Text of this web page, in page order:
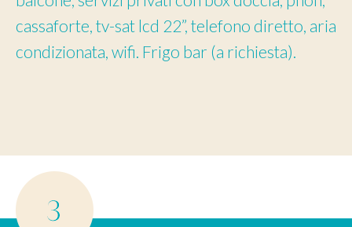
cassaforte, tv-sat lcd 22”, telefono diretto, aria
condizionata, wifi. Frigo bar (a richiesta).